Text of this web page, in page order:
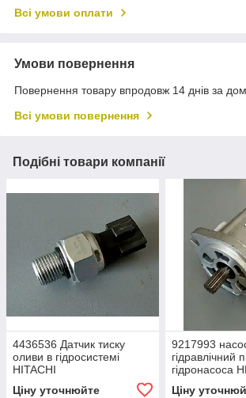
Всі умови оплати
Умови повернення
Повернення товару впродовж 14 днів за
Всі умови повернення
Подібні товари компанії
4436536 Датчик тиску
оливи в гідросистемі
HITACHI
Ціну уточнюйте
9217993
гідравлічний
гідронасоса
/HPV116
Ціну